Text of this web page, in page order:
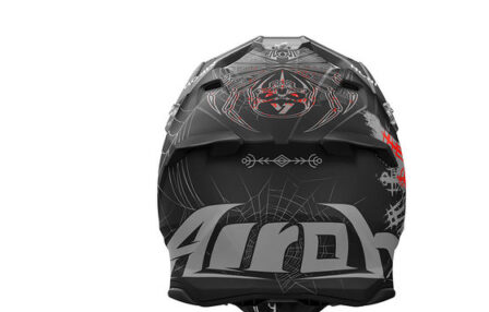
можно
выбрать
на
странице
товара.